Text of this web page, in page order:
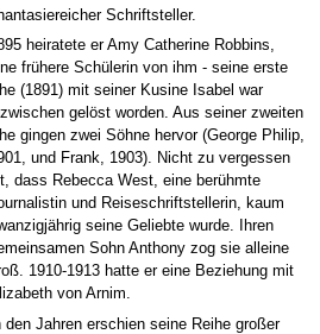
Schriftsteller.
heiratete er Amy Catherine Robbins,
frühere Schülerin von ihm - seine erste
(1891) mit seiner Kusine Isabel war
gelöst worden. Aus seiner zweiten
gingen zwei Söhne hervor (George Philip,
und Frank, 1903). Nicht zu vergessen
dass Rebecca West, eine berühmte
und Reiseschriftstellerin, kaum
seine Geliebte wurde. Ihren
Sohn Anthony zog sie alleine
1910-1913 hatte er eine Beziehung mit
von Arnim.
den Jahren erschien seine Reihe großer